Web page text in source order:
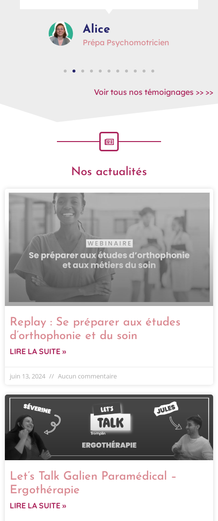
Alice
Prépa Psychomotricien
Voir tous nos témoignages >> >>
Nos actualités
Replay : Se préparer aux études
d’orthophonie et du soin
LIRE LA SUITE »
juin 13, 2024 Aucun commentaire
Let’s Talk Galien Paramédical –
Ergothérapie
LIRE LA SUITE »